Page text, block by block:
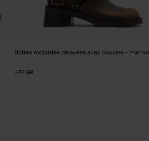
Bottes motardes délavées avec boucles - marron
242.99